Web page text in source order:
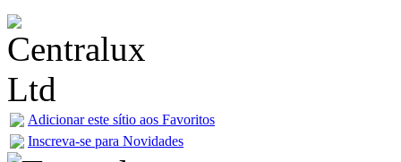
Adicionar este sítio aos Favoritos
Inscreva-se para Novidades